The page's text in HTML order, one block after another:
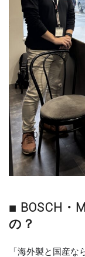
■ BOSCH・
の？
「海外製と国産